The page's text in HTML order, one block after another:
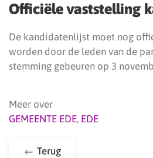
Officiële vaststelling
De kandidatenlijst moet nog
worden door de leden van de
stemming gebeuren op 3
Meer over
GEMEENTE EDE, EDE
Terug